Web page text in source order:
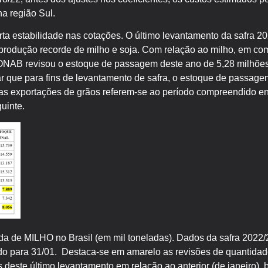
região Sul.
estabilidade nas cotações. O último levantamento da safra
recorde de milho e soja. Com relação ao milho, em
revisou o estoque de passagem deste ano de 5,28
que para fins de levantamento de safra, o estoque de
exportações de grãos referem-se ao período compreendido
de MILHO no Brasil (em mil toneladas). Dados da safra
para 31/01. Destaca-se em amarelo as revisões de
último levantamento em relação ao anterior (de janeiro),